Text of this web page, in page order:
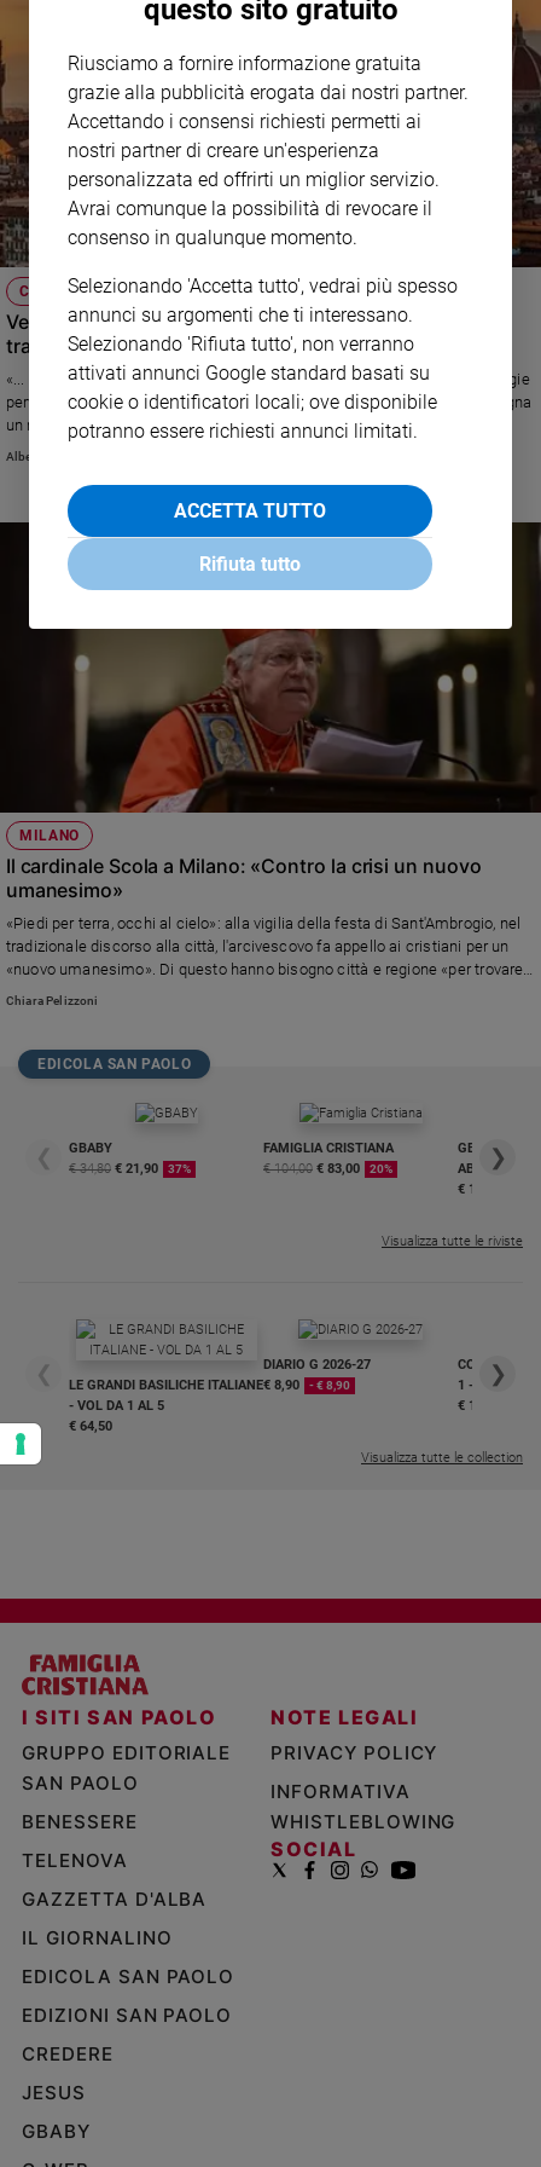
Bioetica
Vai
Riflessioni
Foto
Video
Privacy
Policy
Chi
Registrati
CHIESA
Verso Firenze: uscire, annunciare, abitare, educare,
trasfigurare
«... la modernità - con i suoi proclami sulla morte di Dio, le sue antropologie
pervase da volontà di potenza, le sue conquiste e le sue sfide - ci consegna
un mondo provato da un individualismo che produce solitudine e
abbandono, nuove povertà e disuguaglianze...»
Alberto Chiara
MILANO
Il cardinale Scola a Milano: «Contro la crisi un nuovo
umanesimo»
«Piedi per terra, occhi al cielo»: alla vigilia della festa di Sant'Ambrogio, nel
tradizionale discorso alla città, l'arcivescovo fa appello ai cristiani per un
«nuovo umanesimo». Di questo hanno bisogno città e regione «per trovare
l’anima del loro futuro»
Chiara Pelizzoni
EDICOLA SAN PAOLO
❮
GBABY
€ 34,80 € 21,90 37%
FAMIGLIA CRISTIANA
€ 104,00 € 83,00 20%
GBABY
€ 16,99
❯
Visualizza tutte le riviste
❮
LE GRANDI BASILICHE ITALIANE
- VOL DA 1 AL 5
€ 64,50
DIARIO G 2026-27
€ 8,90
- € 8,90
COLLANA
1 - 2
€ 18,50
❯
Visualizza tutte le collection
I SITI SAN PAOLO
GRUPPO EDITORIALE
SAN PAOLO
BENESSERE
TELENOVA
GAZZETTA D'ALBA
IL GIORNALINO
EDICOLA SAN PAOLO
EDIZIONI SAN PAOLO
CREDERE
JESUS
GBABY
NOTE LEGALI
PRIVACY POLICY
INFORMATIVA
WHISTLEBLOWING
SOCIAL
questo sito gratuito
Riusciamo a fornire informazione gratuita
grazie alla pubblicità erogata dai nostri partner.
Accettando i consensi richiesti permetti ai
nostri partner di creare un'esperienza
personalizzata ed offrirti un miglior servizio.
Avrai comunque la possibilità di revocare il
consenso in qualunque momento.
Selezionando 'Accetta tutto', vedrai più spesso
annunci su argomenti che ti interessano.
Selezionando 'Rifiuta tutto', non verranno
attivati annunci Google standard basati su
cookie o identificatori locali; ove disponibile
potranno essere richiesti annunci limitati.
ACCETTA TUTTO
Rifiuta tutto